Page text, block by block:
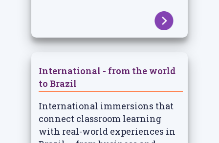
International - from the world
to Brazil
International immersions that
connect classroom learning
with real-world experiences in